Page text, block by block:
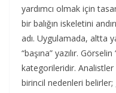
yardımcı olmak için
bir balığın iskeletini
adı. Uygulamada, altta
“başına” yazılır.
kategorileridir.
birincil nedenleri belirler;